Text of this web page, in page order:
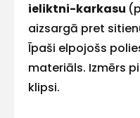
ieliktni-karkasu
aizsargā pret
Īpaši elpojošs
materiāls. Izmērs
klipsi.